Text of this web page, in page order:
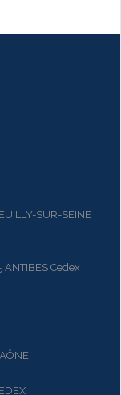
SUR-SEINE
Cedex